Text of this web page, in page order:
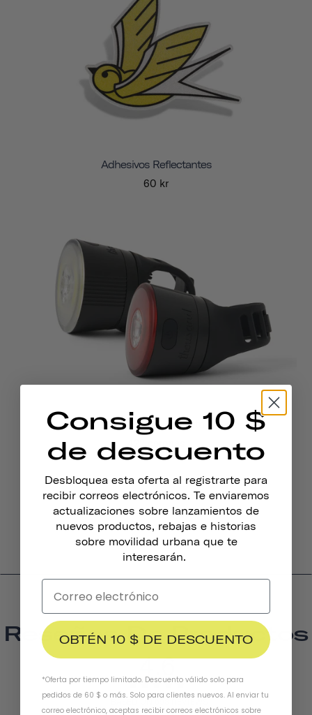
Adhesivos Reflectantes
60 kr
Luces Magnéticas Para Bicicleta Traveler 2.0
Reseñas De Productos
4.6
BASED ON 698 REVIEWS
Consigue 10 $
de descuento
Desbloquea esta oferta al registrarte para
recibir correos electrónicos. Te enviaremos
actualizaciones sobre lanzamientos de
nuevos productos, rebajas e historias
sobre movilidad urbana que te
interesarán.
OBTÉN 10 $ DE DESCUENTO
*Oferta por tiempo limitado. Descuento válido solo para
pedidos de 60 $ o más. Solo para clientes nuevos. Al enviar tu
correo electrónico, aceptas recibir correos electrónicos sobre